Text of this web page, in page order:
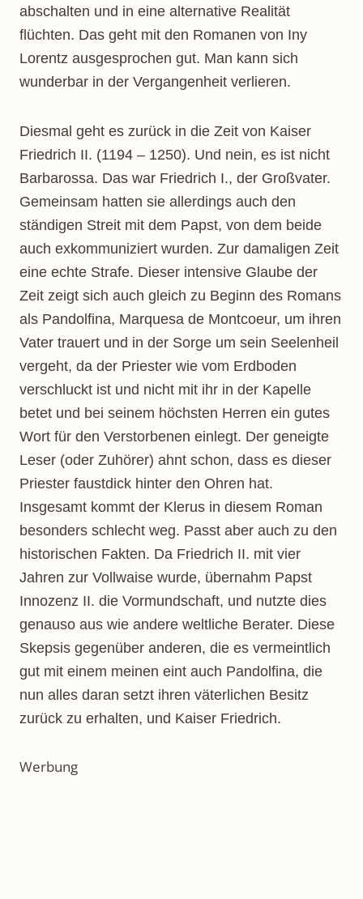
abschalten und in eine alternative Realität
flüchten. Das geht mit den Romanen von Iny
Lorentz ausgesprochen gut. Man kann sich
wunderbar in der Vergangenheit verlieren.
Diesmal geht es zurück in die Zeit von Kaiser
Friedrich II. (1194 – 1250). Und nein, es ist nicht
Barbarossa. Das war Friedrich I., der Großvater.
Gemeinsam hatten sie allerdings auch den
ständigen Streit mit dem Papst, von dem beide
auch exkommuniziert wurden. Zur damaligen Zeit
eine echte Strafe. Dieser intensive Glaube der
Zeit zeigt sich auch gleich zu Beginn des Romans
als Pandolfina, Marquesa de Montcoeur, um ihren
Vater trauert und in der Sorge um sein Seelenheil
vergeht, da der Priester wie vom Erdboden
verschluckt ist und nicht mit ihr in der Kapelle
betet und bei seinem höchsten Herren ein gutes
Wort für den Verstorbenen einlegt. Der geneigte
Leser (oder Zuhörer) ahnt schon, dass es dieser
Priester faustdick hinter den Ohren hat.
Insgesamt kommt der Klerus in diesem Roman
besonders schlecht weg. Passt aber auch zu den
historischen Fakten. Da Friedrich II. mit vier
Jahren zur Vollwaise wurde, übernahm Papst
Innozenz II. die Vormundschaft, und nutzte dies
genauso aus wie andere weltliche Berater. Diese
Skepsis gegenüber anderen, die es vermeintlich
gut mit einem meinen eint auch Pandolfina, die
nun alles daran setzt ihren väterlichen Besitz
zurück zu erhalten, und Kaiser Friedrich.
Werbung